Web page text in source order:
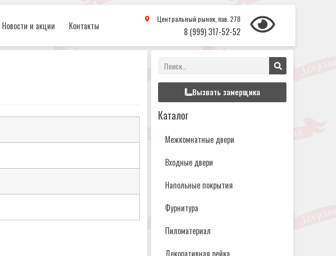
Новости и акции Контакты
Центральный рынок, пав. 278
8 (999) 317-52-52
Вызвать замерщика
Каталог
Межкомнатные двери
Входные двери
Напольные покрытия
Фурнитура
Пиломатериал
Декоративная рейка